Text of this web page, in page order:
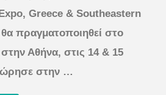
Greece & Southeastern
πραγματοποιηθεί στο
Αθήνα, στις 14 & 15
στην …